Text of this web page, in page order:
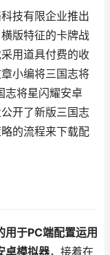
技有限企业推出
版特征的卡牌战
用道具付费的收
小编将三国志将
志将星闪耀安卓
开了新版三国志
的流程来下载配
用于PC端配置运用
卓模拟器，接着在